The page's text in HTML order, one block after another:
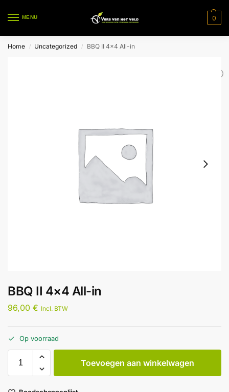
MENU 0
Home / Uncategorized / BBQ II 4×4 All-in
BBQ II 4×4 All-in
96,00 € Incl. BTW
Op voorraad
Toevoegen aan winkelwagen